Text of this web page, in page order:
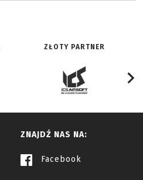
ZŁOTY PARTNER
ZNAJDŹ NAS NA:
Facebook